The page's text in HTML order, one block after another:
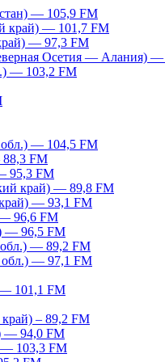
— 105,9 FM
край) — 101,7 FM
— 97,3 FM
Осетия — Алания)
— 103,2 FM
— 104,5 FM
FM
95,3 FM
край) — 89,8 FM
— 93,1 FM
— 96,6 FM
— 96,5 FM
— 89,2 FM
обл.) — 97,1 FM
101,1 FM
– 89,2 FM
— 94,0 FM
— 103,3 FM